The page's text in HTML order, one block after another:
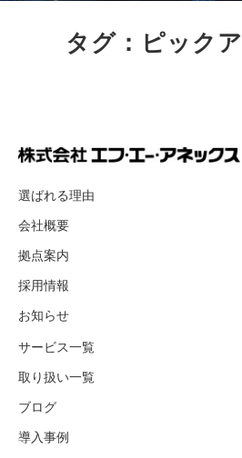
タグ：ピック
選ばれる理由
会社概要
拠点案内
採用情報
お知らせ
サービス一覧
取り扱い一覧
ブログ
導入事例